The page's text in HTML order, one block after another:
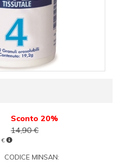
Sconto 20%
14,90 €
€
CODICE MINSAN: